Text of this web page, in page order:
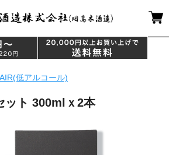
低アルコール)
ット 300mlｘ2本